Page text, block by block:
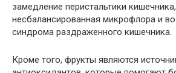
замедление перистальтики кишечника,
несбалансированная микрофлора и
синдрома раздраженного кишечника.
Кроме того, фрукты являются